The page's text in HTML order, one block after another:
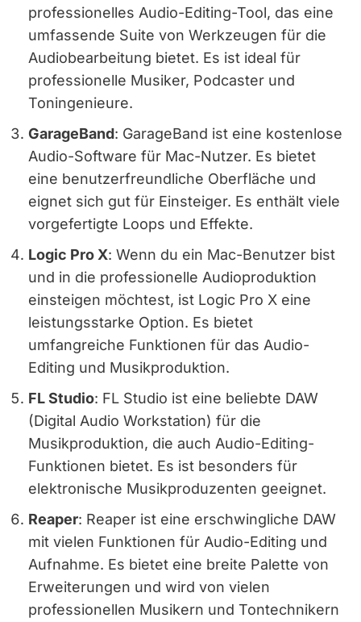
professionelles Audio-Editing-Tool, das eine
umfassende Suite von Werkzeugen für die
Audiobearbeitung bietet. Es ist ideal für
professionelle Musiker, Podcaster und
Toningenieure.
GarageBand: GarageBand ist eine kostenlose
Audio-Software für Mac-Nutzer. Es bietet
eine benutzerfreundliche Oberfläche und
eignet sich gut für Einsteiger. Es enthält viele
vorgefertigte Loops und Effekte.
Logic Pro X: Wenn du ein Mac-Benutzer bist
und in die professionelle Audioproduktion
einsteigen möchtest, ist Logic Pro X eine
leistungsstarke Option. Es bietet
umfangreiche Funktionen für das Audio-
Editing und Musikproduktion.
FL Studio: FL Studio ist eine beliebte DAW
(Digital Audio Workstation) für die
Musikproduktion, die auch Audio-Editing-
Funktionen bietet. Es ist besonders für
elektronische Musikproduzenten geeignet.
Reaper: Reaper ist eine erschwingliche DAW
mit vielen Funktionen für Audio-Editing und
Aufnahme. Es bietet eine breite Palette von
Erweiterungen und wird von vielen
professionellen Musikern und Tontechnikern